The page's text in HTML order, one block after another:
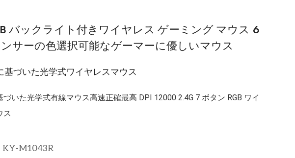
バックライト付きワイヤレス ゲーミング マウス 6
サーの色選択可能なゲーマーに優しいマウス
基づいた光学式ワイヤレスマウス
いた光学式有線マウス高速正確最高 DPI 12000 2.4G 7 ボタン RGB ワイ
ス
KY-M1043R